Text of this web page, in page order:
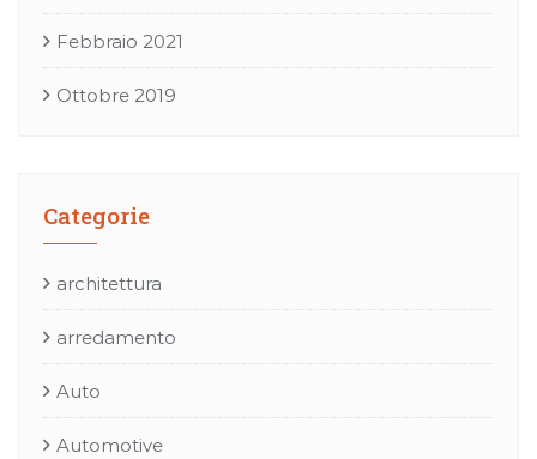
Febbraio 2021
Ottobre 2019
Categorie
architettura
arredamento
Auto
Automotive